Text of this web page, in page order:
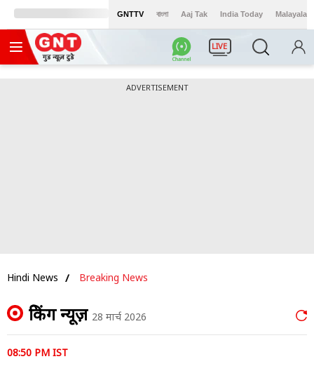
GNTTV বাংলা Aaj Tak India Today Malayalam
LIVE
ADVERTISEMENT
Hindi News Breaking News
ब्रेकिंग न्यूज़ 28 मार्च 2026
08:50 PM IST